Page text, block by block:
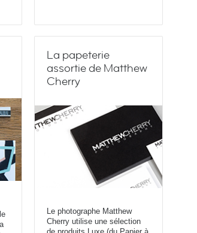
La papeterie
assortie de Matthew
Cherry
Le photographe Matthew
Cherry utilise une sélection